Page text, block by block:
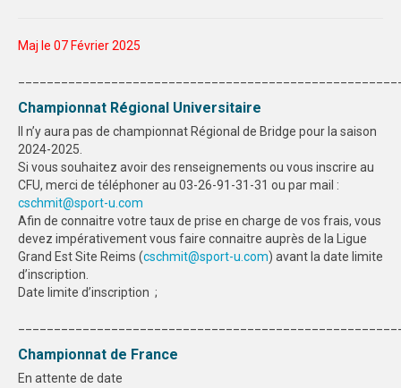
NANCY-METZ
STRASBOURG
SPORTS CO
NANCY-METZ
REIMS
STRASBOURG
SPORTS IND
NANCY-METZ
Maj le 07 Février 2025
Championnat Régional Universitaire
Il n’y aura pas de championnat Régional de Bridge pour la saison
2024-2025.
Si vous souhaitez avoir des renseignements ou vous inscrire au
CFU, merci de téléphoner au 03-26-91-31-31 ou par mail :
cschmit@sport-u.com
Afin de connaitre votre taux de prise en charge de vos frais, vous
devez impérativement vous faire connaitre auprès de la Ligue
Grand Est Site Reims (cschmit@sport-u.com) avant la date limite
d’inscription.
Date limite d’inscription ;
Championnat de France
En attente de date